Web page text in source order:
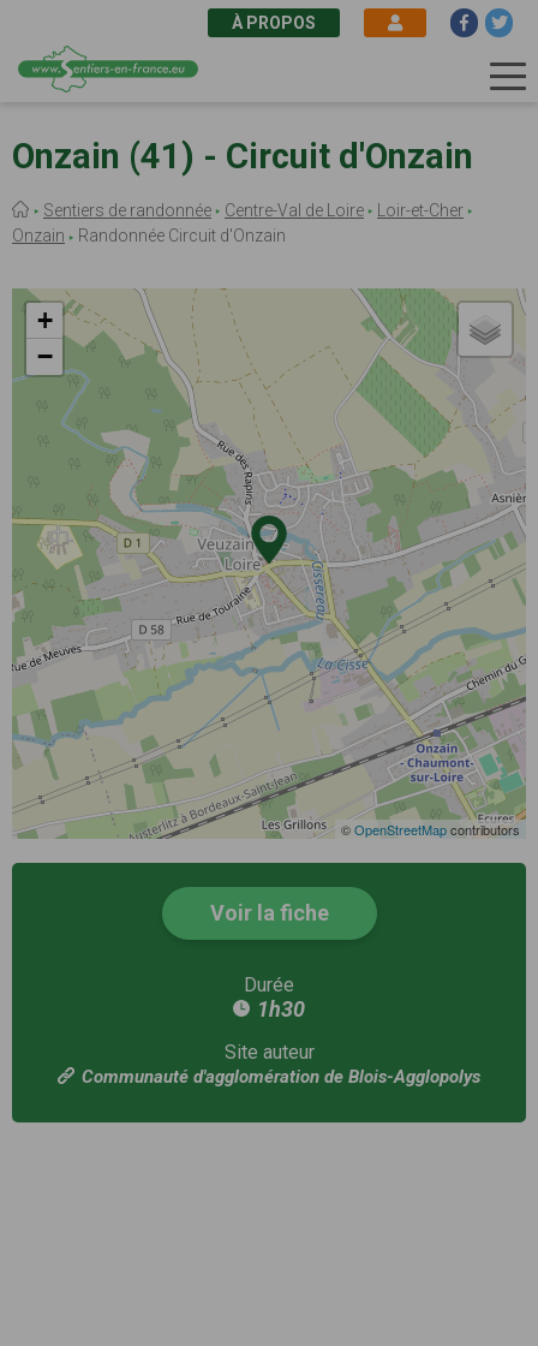
au
contenu
À PROPOS
Onzain (41) - Circuit d'Onzain
Fil
d'Ariane
Sentiers de randonnée Centre-Val de Loire
Loir-et-Cher
Onzain
Randonnée Circuit d'Onzain
+
−
©OpenStreetMapcontributors
Voir la fiche
Durée
1h30
Site auteur
Communauté d'agglomération de Blois-Agglopolys